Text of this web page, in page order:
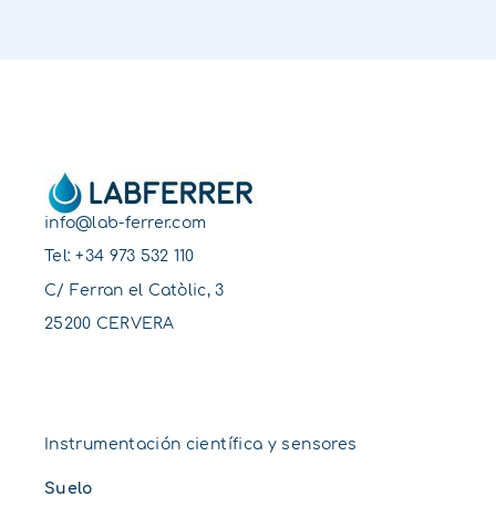
info@lab-ferrer.com
Tel:+34 973 532 110
C/ Ferran el Catòlic, 3
25200 CERVERA
Instrumentación científica y sensores
Suelo